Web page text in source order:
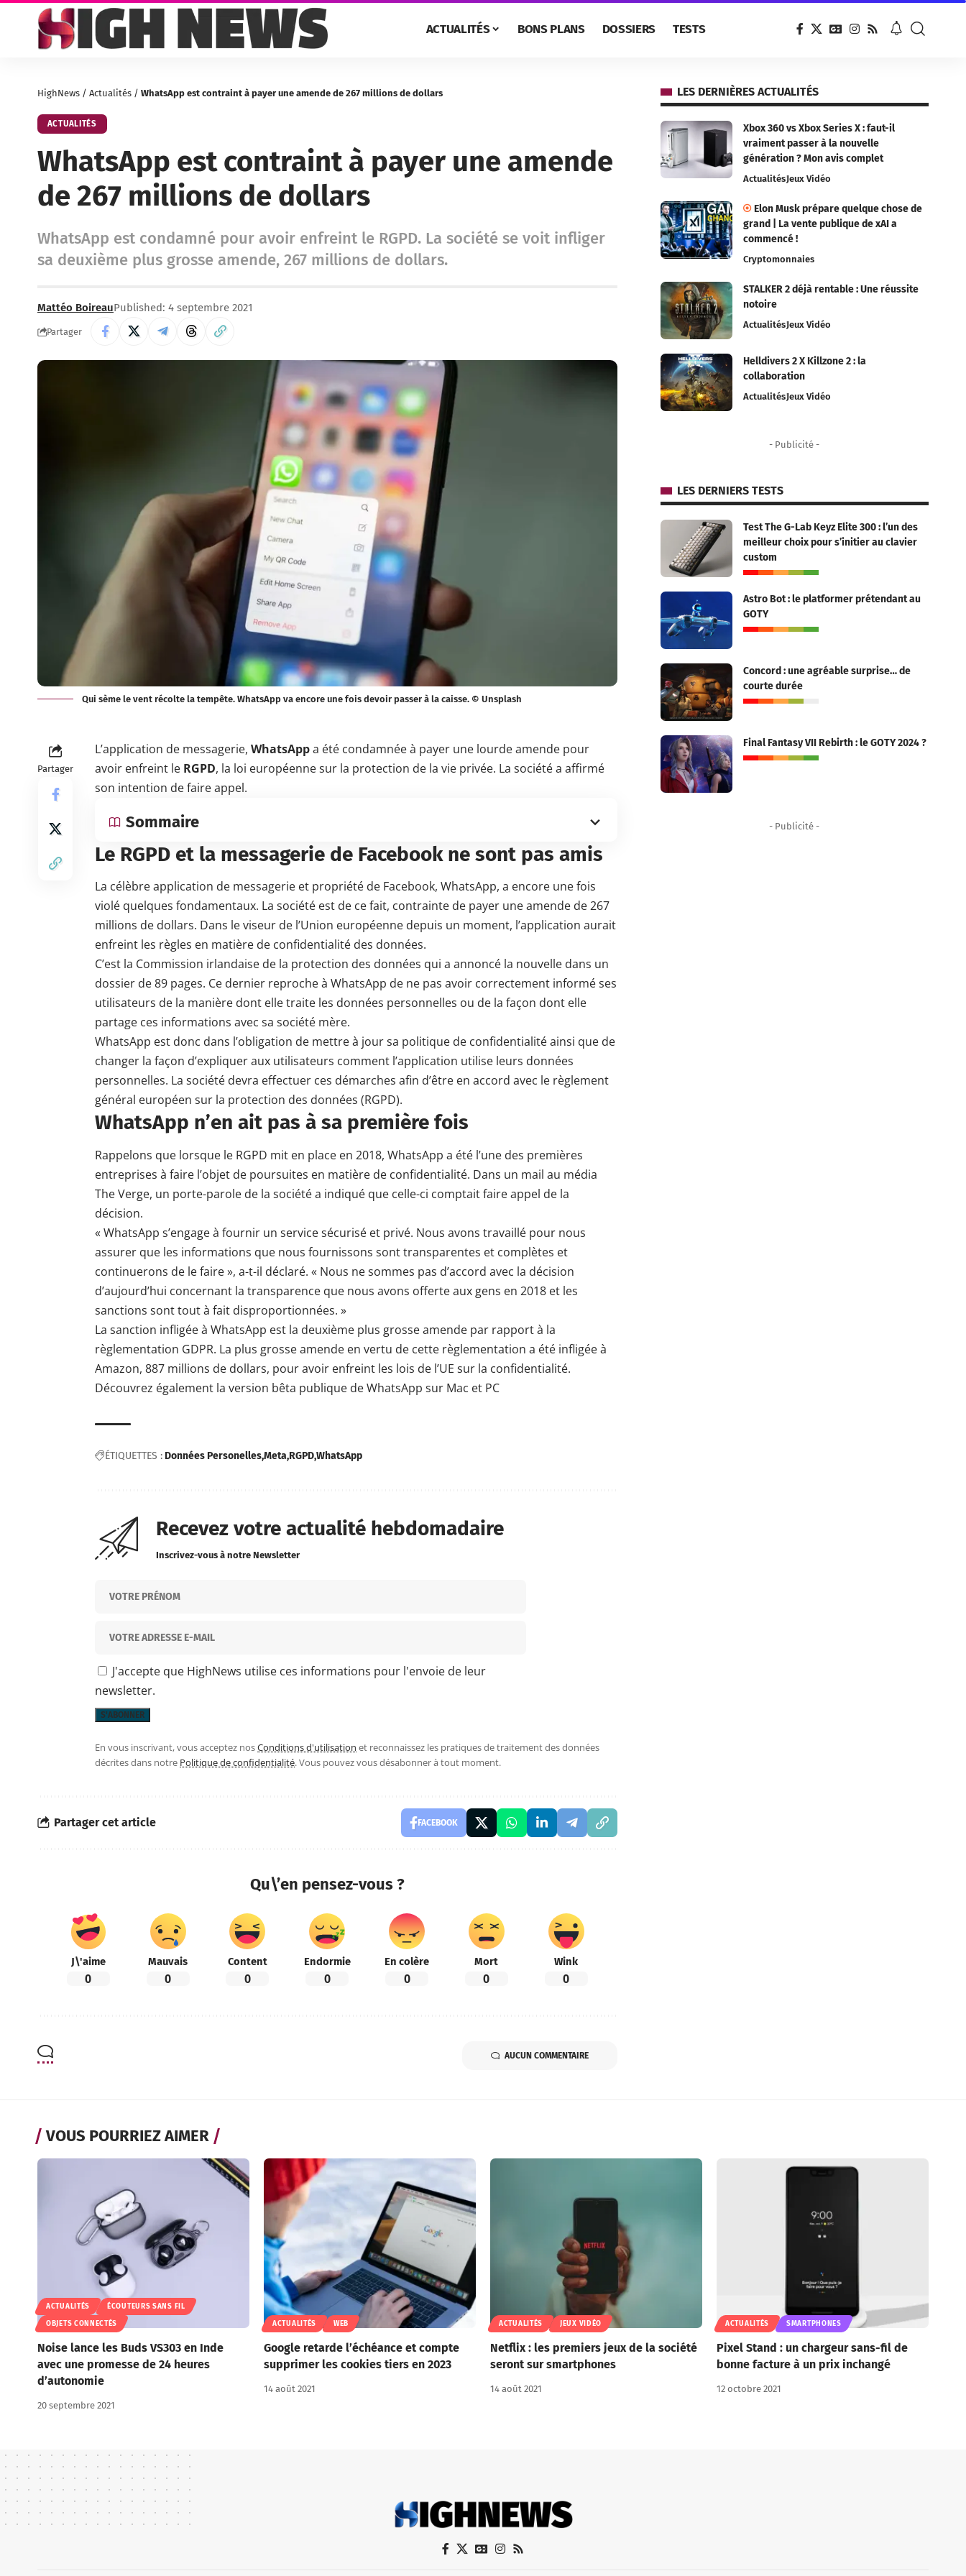
ACTUALITÉS BONS PLANS DOSSIERS TESTS
HighNews / Actualités / WhatsApp est contraint à payer une amende de 267 millions de dollars
ACTUALITÉS
WhatsApp est contraint à payer une amende
de 267 millions de dollars
WhatsApp est condamné pour avoir enfreint le RGPD. La société se voit infliger
sa deuxième plus grosse amende, 267 millions de dollars.
Mattéo BoireauPublished: 4 septembre 2021
Partager
Qui sème le vent récolte la tempête. WhatsApp va encore une fois devoir passer à la caisse. © Unsplash
Partager
L’application de messagerie, WhatsAppa été condamnée à payer une lourde amende pour
avoir enfreint le RGPD, la loi européenne sur la protection de la vie privée. La société a affirmé
son intention de faire appel.
Sommaire
Le RGPD et la messagerie de Facebook ne sont pas amis
La célèbre application de messagerie et propriété de Facebook, WhatsApp, a encore une fois
violé quelques fondamentaux. La société est de ce fait, contrainte de payer une amende de 267
millions de dollars. Dans le viseur de l’Union européenne depuis un moment, l’application aurait
enfreint les règles en matière de confidentialité des données.
C’est la Commission irlandaise de la protection des données qui a annoncé la nouvelle dans un
dossier de 89 pages. Ce dernier reproche à WhatsApp de ne pas avoir correctement informé ses
utilisateurs de la manière dont elle traite les données personnelles ou de la façon dont elle
partage ces informations avec sa société mère.
WhatsApp est donc dans l’obligation de mettre à jour sa politique de confidentialité ainsi que de
changer la façon d’expliquer aux utilisateurs comment l’application utilise leurs données
personnelles. La société devra effectuer ces démarches afin d’être en accord avec le règlement
général européen sur la protection des données (RGPD).
WhatsApp n’en ait pas à sa première fois
Rappelons que lorsque le RGPD mit en place en 2018, WhatsApp a été l’une des premières
entreprises à faire l’objet de poursuites en matière de confidentialité. Dans un mail au média
The Verge, un porte-parole de la société a indiqué que celle-ci comptait faire appel de la
décision.
« WhatsApp s’engage à fournir un service sécurisé et privé. Nous avons travaillé pour nous
assurer que les informations que nous fournissons sont transparentes et complètes et
continuerons de le faire », a-t-il déclaré. « Nous ne sommes pas d’accord avec la décision
d’aujourd’hui concernant la transparence que nous avons offerte aux gens en 2018 et les
sanctions sont tout à fait disproportionnées. »
La sanction infligée à WhatsApp est la deuxième plus grosse amende par rapport à la
règlementation GDPR. La plus grosse amende en vertu de cette règlementation a été infligée à
Amazon, 887 millions de dollars, pour avoir enfreint les lois de l’UE sur la confidentialité.
Découvrez également la version bêta publique de WhatsApp sur Mac et PC
ÉTIQUETTES : Données PersonellesMeta RGPDWhatsApp
Recevez votre actualité hebdomadaire
Inscrivez-vous à notre Newsletter
J'accepte que HighNews utilise ces informations pour l'envoie de leur
newsletter.
En vous inscrivant, vous acceptez nosConditions d'utilisation et reconnaissez les pratiques de traitement des données
décrites dans notre Politique de confidentialité. Vous pouvez vous désabonner à tout moment.
Partager cet article FACEBOOK
Qu\’en pensez-vous ?
J\'aime
0
Mauvais
0
Content
0
Endormie
0
En colère
0
Mort
0
Wink
0
AUCUN COMMENTAIRE
LES DERNIÈRES ACTUALITÉS
Xbox 360 vs Xbox Series X : faut-il
vraiment passer à la nouvelle
génération ? Mon avis complet
ActualitésJeux Vidéo
Elon Musk prépare quelque chose de
grand | La vente publique de xAI a
commencé !
Cryptomonnaies
STALKER 2 déjà rentable : Une réussite
notoire
ActualitésJeux Vidéo
Helldivers 2 X Killzone 2 : la
collaboration
ActualitésJeux Vidéo
- Publicité -
LES DERNIERS TESTS
Test The G-Lab Keyz Elite 300 : l’un des
meilleur choix pour s’initier au clavier
custom
Astro Bot : le platformer prétendant au
GOTY
Concord : une agréable surprise… de
courte durée
Final Fantasy VII Rebirth : le GOTY 2024 ?
- Publicité -
VOUS POURRIEZ AIMER
ACTUALITÉS
ÉCOUTEURS SANS FIL
OBJETS CONNECTÉS
Noise lance les Buds VS303 en Inde
avec une promesse de 24 heures
d’autonomie
20 septembre 2021
ACTUALITÉS WEB
Google retarde l’échéance et compte
supprimer les cookies tiers en 2023
14 août 2021
ACTUALITÉS JEUX VIDÉO
Netflix : les premiers jeux de la société
seront sur smartphones
14 août 2021
ACTUALITÉS SMARTPHONES
Pixel Stand : un chargeur sans-fil de
bonne facture à un prix inchangé
12 octobre 2021